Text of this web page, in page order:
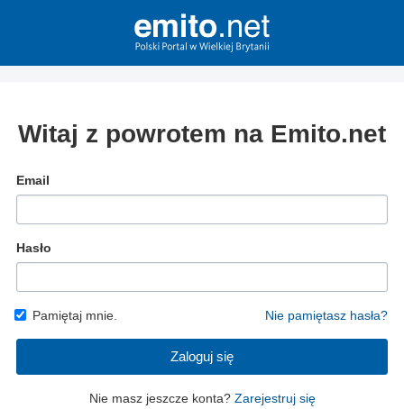
Witaj z powrotem na Emito.net
Email
Hasło
Pamiętaj mnie. Nie pamiętasz hasła?
Zaloguj się
Nie masz jeszcze konta? Zarejestruj się